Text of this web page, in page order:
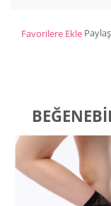
Favorilere Ekle